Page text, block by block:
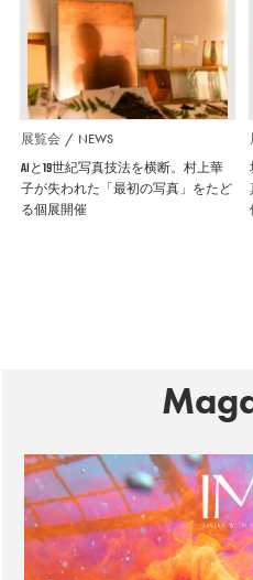
展覧会 NEWS
AIと19世紀写真技法を横断。村上華
子が失われた「最初の写真」をたど
る個展開催